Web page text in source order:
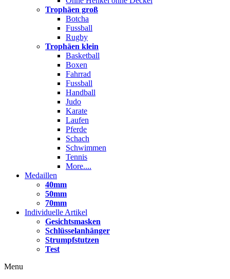
Trophäen groß
Botcha
Fussball
Rugby
Trophäen klein
Basketball
Boxen
Fahrrad
Fussball
Handball
Judo
Karate
Laufen
Pferde
Schach
Schwimmen
Tennis
More....
Medaillen
40mm
50mm
70mm
Individuelle Artikel
Gesichtsmasken
Schlüsselanhänger
Strumpfstutzen
Test
Menu